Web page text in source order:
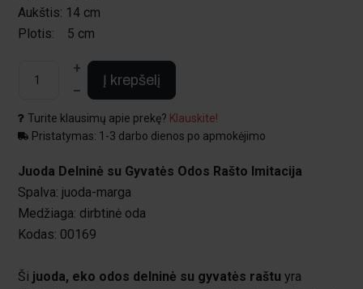
Aukštis: 14 cm
Plotis:
5 cm
+
–
Į krepšelį
Turite klausimų apie prekę? Klauskite!
Pristatymas: 1-3 darbo dienos po apmokėjimo
Juoda Delninė su Gyvatės Odos Rašto Imitacija
Spalva: juoda-marga
Medžiaga: dirbtinė oda
Kodas: 00169
Ši juoda, eko odos delninė su gyvatės raštu yra